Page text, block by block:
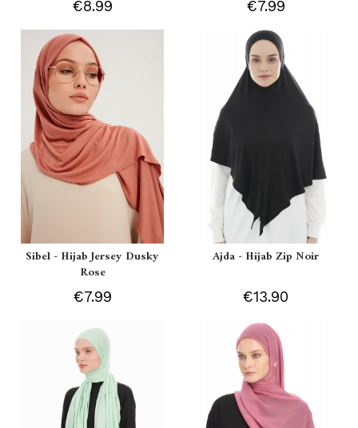
€8.99 €7.99
Sibel - Hijab Jersey Dusky
Rose
€7.99
Ajda - Hijab Zip Noir
€13.90